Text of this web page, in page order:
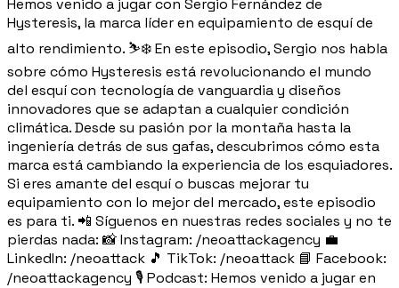
Hemos venido a jugar con Sergio Fernández de
Hysteresis, la marca líder en equipamiento de esquí de
alto rendimiento. ⛷️❄️ En este episodio, Sergio nos habla
sobre cómo Hysteresis está revolucionando el mundo
del esquí con tecnología de vanguardia y diseños
innovadores que se adaptan a cualquier condición
climática. Desde su pasión por la montaña hasta la
ingeniería detrás de sus gafas, descubrimos cómo esta
marca está cambiando la experiencia de los esquiadores.
Si eres amante del esquí o buscas mejorar tu
equipamiento con lo mejor del mercado, este episodio
es para ti. 📲 Síguenos en nuestras redes sociales y no te
pierdas nada: 📸 Instagram: /neoattackagency 💼
LinkedIn: /neoattack 🎵 TikTok: /neoattack 📘 Facebook:
/neoattackagency 🎙️ Podcast: Hemos venido a jugar en